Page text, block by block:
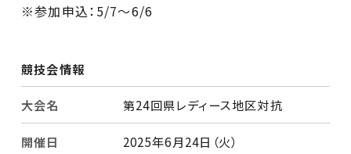
※参加申込：5/7〜6/6
競技会情報
大会名 第24回県レディース地区対抗
開催日 2025年6月24日（火）